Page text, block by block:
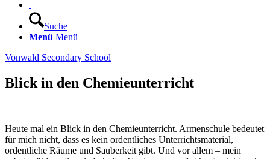
Suche
Menü Menü
Vonwald Secondary School
Blick in den Chemieunterricht
Heute mal ein Blick in den Chemieunterricht. Armenschule bedeutet
für mich nicht, dass es kein ordentliches Unterrichtsmaterial,
ordentliche Räume und Sauberkeit gibt. Und vor allem – mein